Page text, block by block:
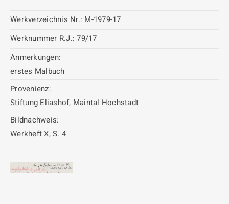
Werkverzeichnis Nr.: M-1979-17
Werknummer R.J.: 79/17
Anmerkungen:
erstes Malbuch
Provenienz:
Stiftung Eliashof, Maintal Hochstadt
Bildnachweis:
Werkheft X, S. 4